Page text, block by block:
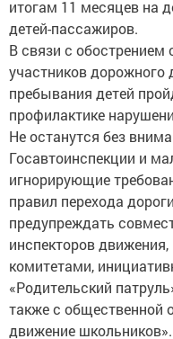
итогам 11 месяцев на
детей-пассажиров.
В связи с обострением
участников
пребывания детей
профилактике
Не останутся без
Госавтоинспекции и
игнорирующие
правил перехода
предупреждать
инспекторов
комитетами,
«Родительский
также с общественной
движение